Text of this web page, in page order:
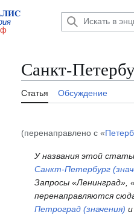
Санкт-
Статья Обсуждение
(перенаправлено с «
У названия этой
Санкт-Петербург
Запросы «Ленинград»,
перенаправляются
Петроград (значения)